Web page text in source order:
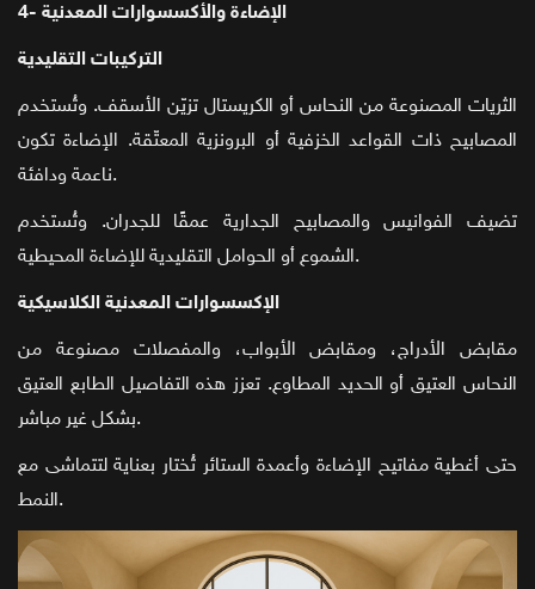
4- الإضاءة والأكسسوارات المعدنية
التركيبات التقليدية
الثريات المصنوعة من النحاس أو الكريستال تزيّن الأسقف. وتُستخدم
المصابيح ذات القواعد الخزفية أو البرونزية المعتّقة. الإضاءة تكون
ناعمة ودافئة.
تضيف الفوانيس والمصابيح الجدارية عمقًا للجدران. وتُستخدم
الشموع أو الحوامل التقليدية للإضاءة المحيطية.
الإكسسوارات المعدنية الكلاسيكية
مقابض الأدراج، ومقابض الأبواب، والمفصلات مصنوعة من
النحاس العتيق أو الحديد المطاوع. تعزز هذه التفاصيل الطابع العتيق
بشكل غير مباشر.
حتى أغطية مفاتيح الإضاءة وأعمدة الستائر تُختار بعناية لتتماشى مع
النمط.